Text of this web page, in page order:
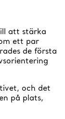
att stärka
ett par
de första
och det
på plats,